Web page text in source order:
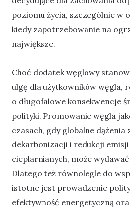
poziomu życia, szczególnie w
kiedy zapotrzebowanie na
największe.
Choć dodatek węglowy
ulgę dla użytkowników węgla,
o długofalowe konsekwencje
polityki. Promowanie węgla
czasach, gdy globalne dążenia
dekarbonizacji i redukcji
cieplarnianych, może
Dlatego też równolegle do
istotne jest prowadzenie
efektywność energetyczną